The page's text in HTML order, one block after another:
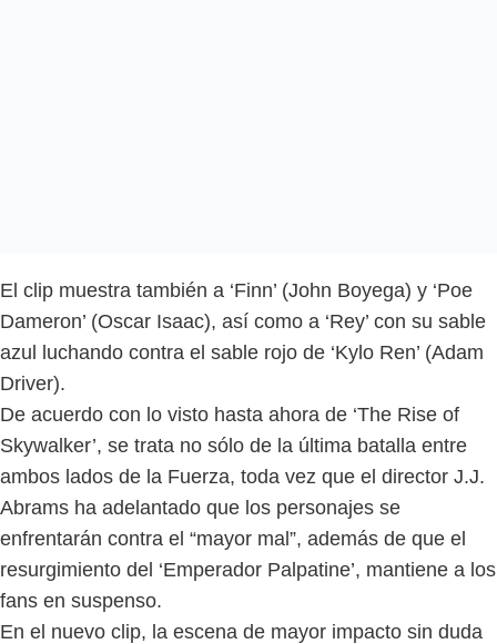
El clip muestra también a ‘Finn’ (John Boyega) y ‘Poe
Dameron’ (Oscar Isaac), así como a ‘Rey’ con su sable
azul luchando contra el sable rojo de ‘Kylo Ren’ (Adam
Driver).
De acuerdo con lo visto hasta ahora de ‘The Rise of
Skywalker’, se trata no sólo de la última batalla entre
ambos lados de la Fuerza, toda vez que el director J.J.
Abrams ha adelantado que los personajes se
enfrentarán contra el “mayor mal”, además de que el
resurgimiento del ‘Emperador Palpatine’, mantiene a los
fans en suspenso.
En el nuevo clip, la escena de mayor impacto sin duda